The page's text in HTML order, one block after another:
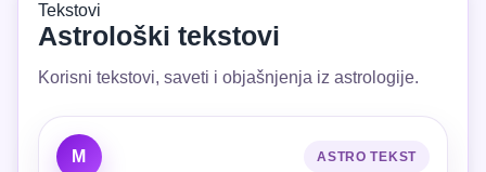
Tekstovi
Astrološki tekstovi
Korisni tekstovi, saveti i objašnjenja iz astrologije.
M ASTRO TEKST